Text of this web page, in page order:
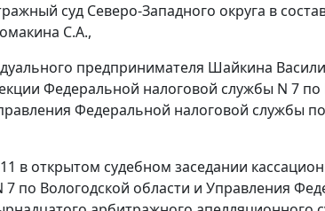
суд Северо-Западного округа в
С.А.,
предпринимателя Шайкина
Федеральной налоговой службы N 7 по
Федеральной налоговой службы
в открытом судебном заседании
7 по Вологодской области и Управления